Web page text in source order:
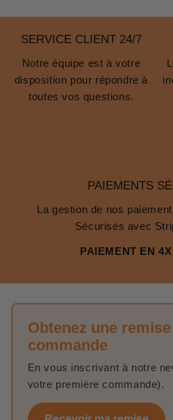
SERVICE CLIENT 24/7
Notre équipe est à votre
disposition pour répondre à
toutes vos questions.
PAIEMENTS
La gestion de nos
Sécurisés avec
PAIEMENT EN
Obtenez une
commande
En vous inscrivant à notre
votre première commande).